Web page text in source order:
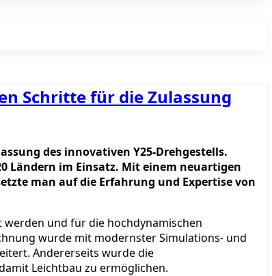
Schritte für die Zulassung
des innovativen Y25-Drehgestells.
Ländern im Einsatz. Mit einem neuartigen
man auf die Erfahrung und Expertise von
und für die hochdynamischen
wurde mit modernster Simulations- und
Andererseits wurde die
Leichtbau zu ermöglichen.